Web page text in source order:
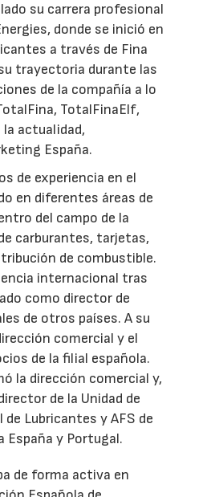
su carrera profesional
donde se inició en
a través de Fina
trayectoria durante las
de la compañía a lo
TotalFinaElf,
la actualidad,
España.
de experiencia en el
en diferentes áreas de
del campo de la
carburantes, tarjetas,
de combustible.
internacional tras
como director de
de otros países. A su
comercial y el
de la filial española.
la dirección comercial y,
de la Unidad de
Lubricantes y AFS de
España y Portugal.
de forma activa en